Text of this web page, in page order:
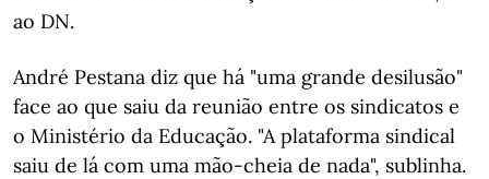
ao DN.
André Pestana diz que há "uma grande desilusão"
face ao que saiu da reunião entre os sindicatos e
o Ministério da Educação. "A plataforma sindical
saiu de lá com uma mão-cheia de nada", sublinha.